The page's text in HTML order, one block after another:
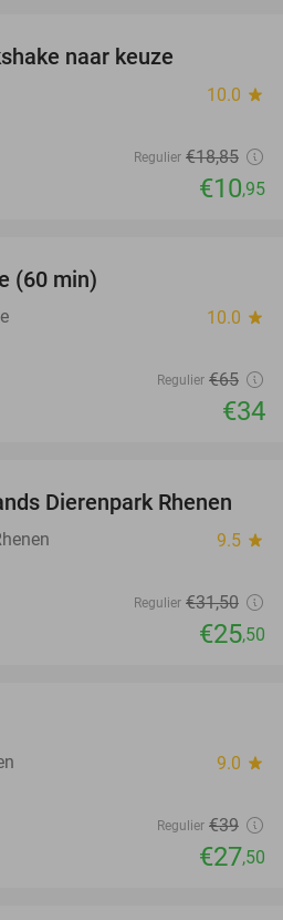
naar keuze
10.0 star
Regulier €18,85
€10,95
(60 min)
10.0 star
Regulier €65
€34
19%
Dierenpark Rhenen
9.5 star
Regulier €31,50
€25,50
9.0 star
Regulier €39
€27,50